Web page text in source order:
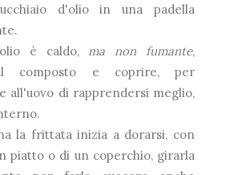
d'olio in una padella
è caldo, ma non fumante,
composto e coprire, per
all'uovo di rapprendersi meglio,
la frittata inizia a dorarsi, con
piatto o di un coperchio, girarla